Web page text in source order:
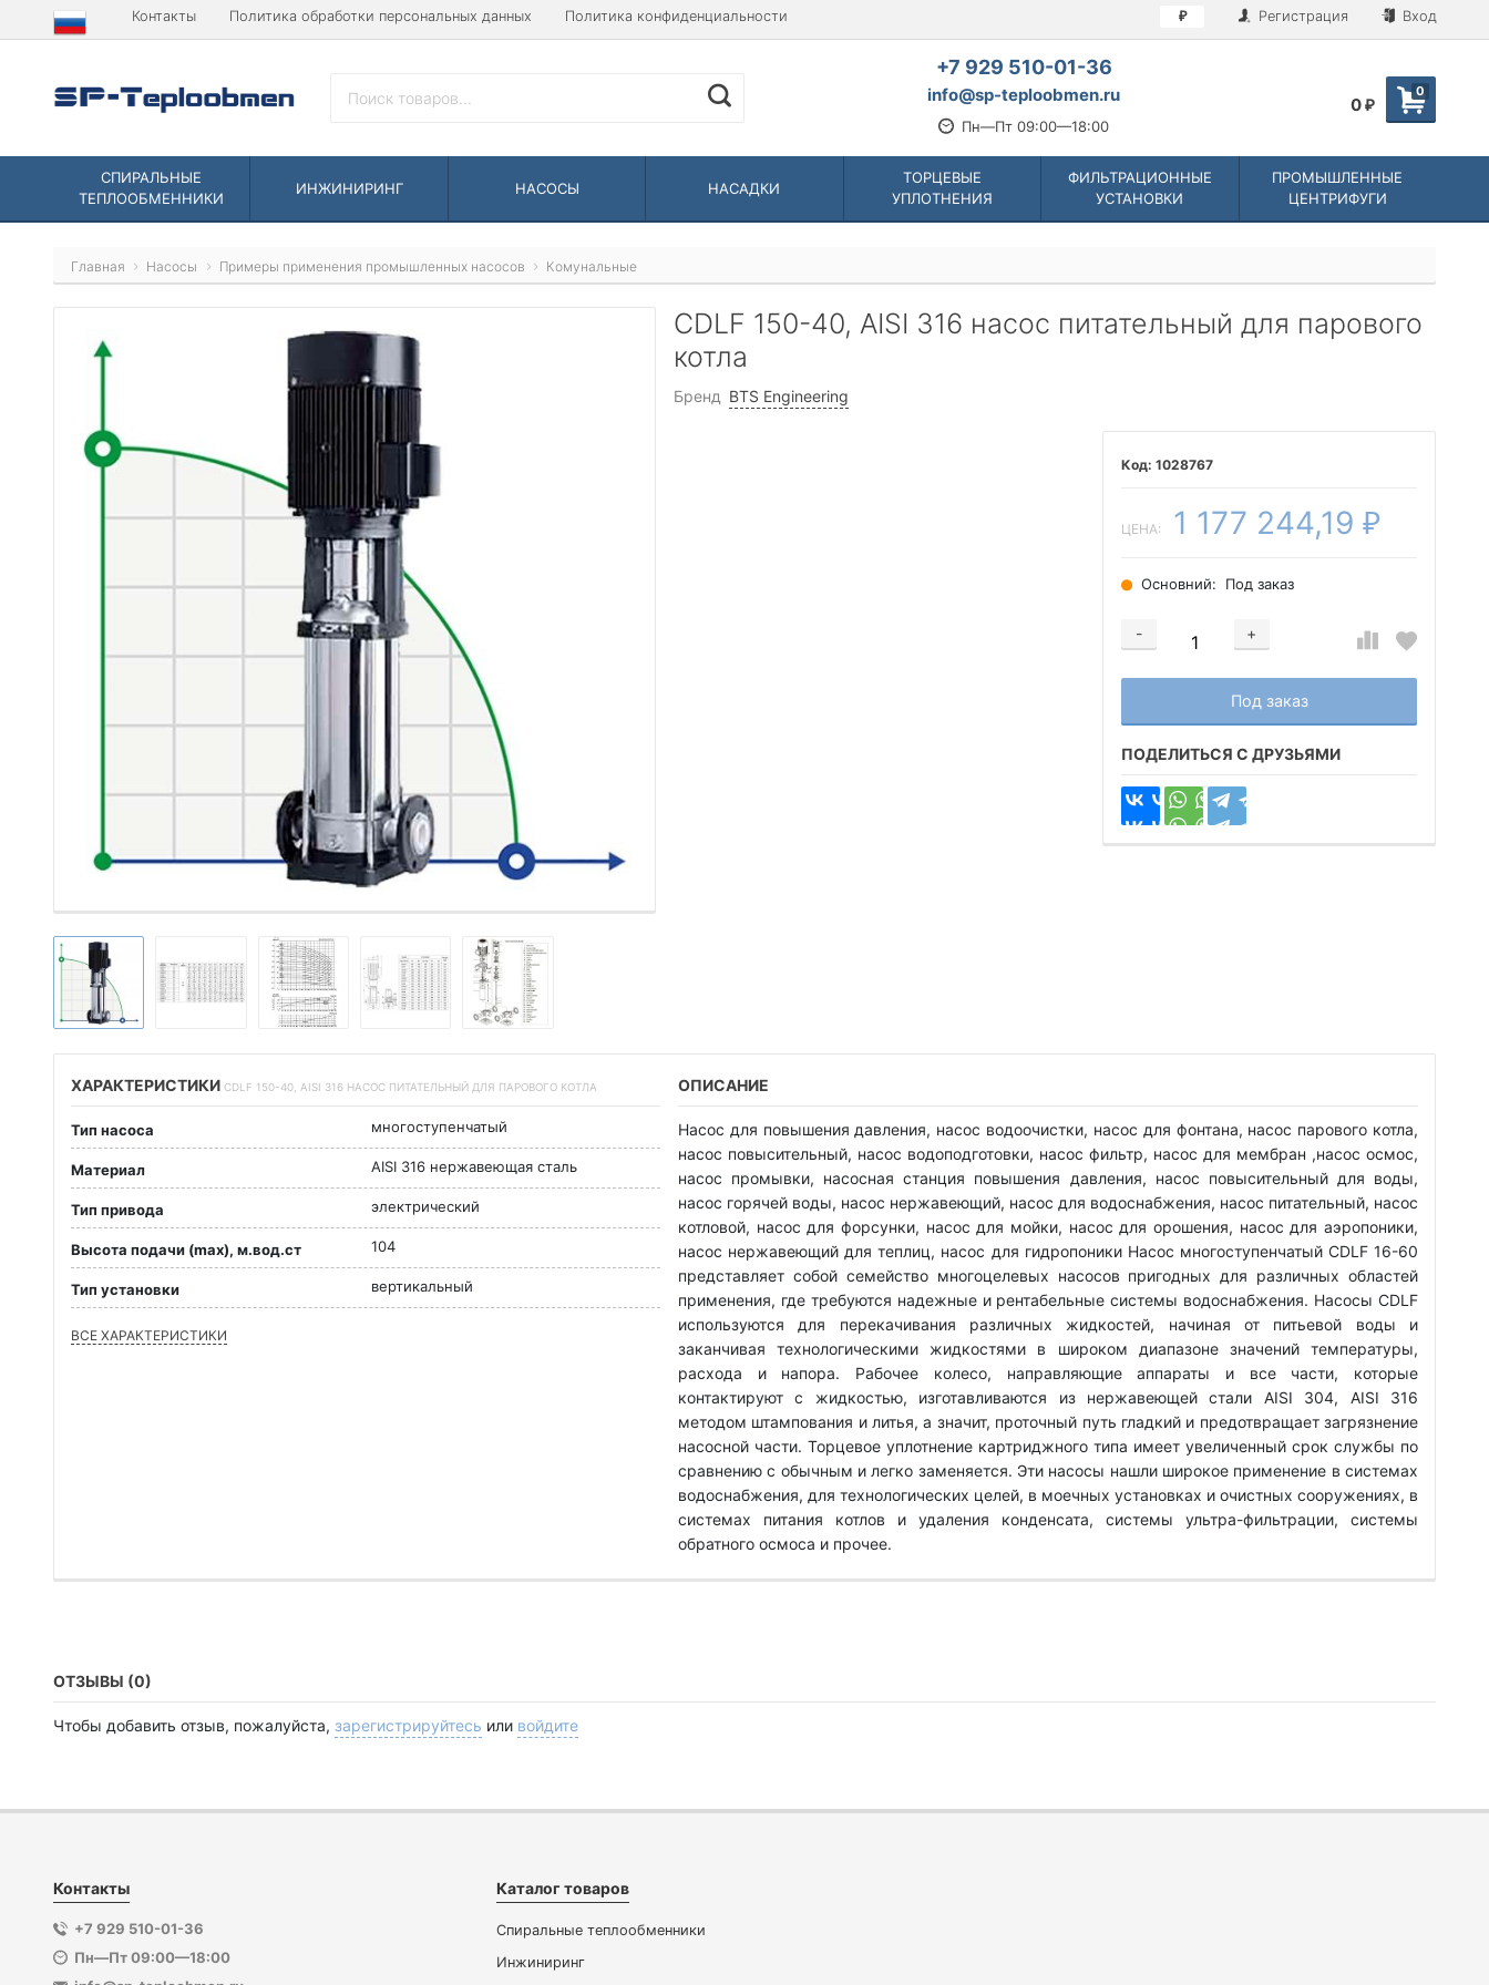
Контакты Политика обработки персональных данных Политика конфиденциальности ₽ Регистрация Вход
+7 929 510-01-36
info@sp-teploobmen.ru
Пн—Пт 09:00—18:00
0
0 ₽
СПИРАЛЬНЫЕ
ТЕПЛООБМЕННИКИ
ИНЖИНИРИНГ НАСОСЫ НАСАДКИ
ТОРЦЕВЫЕ
УПЛОТНЕНИЯ
ФИЛЬТРАЦИОННЫЕ
УСТАНОВКИ
ПРОМЫШЛЕННЫЕ
ЦЕНТРИФУГИ
Главная Насосы Примеры применения промышленных насосов Комунальные
CDLF 150-40, AISI 316 насос питательный для парового
котла
Бренд BTS Engineering
1028767
ЦЕНА: 1 177 244,19 ₽
Основний: Под заказ
-
+
Добавляется...
Под заказ
Добавлен
ПОДЕЛИТЬСЯ С ДРУЗЬЯМИ
ХАРАКТЕРИСТИКИ CDLF 150-40, AISI 316 НАСОС ПИТАТЕЛЬНЫЙ ДЛЯ ПАРОВОГО КОТЛА
Тип насоса многоступенчатый
Материал AISI 316 нержавеющая сталь
Тип привода электрический
Высота подачи (max), м.вод.ст 104
Тип установки вертикальный
ВСЕ ХАРАКТЕРИСТИКИ
ОПИСАНИЕ
Насос для повышения давления, насос водоочистки, насос для фонтана, насос парового котла,
насос повысительный, насос водоподготовки, насос фильтр, насос для мембран ,насос осмос,
насос промывки, насосная станция повышения давления, насос повысительный для воды,
насос горячей воды, насос нержавеющий, насос для водоснабжения, насос питательный, насос
котловой, насос для форсунки, насос для мойки, насос для орошения, насос для аэропоники,
насос нержавеющий для теплиц, насос для гидропоники Насос многоступенчатый CDLF 16-60
представляет собой семейство многоцелевых насосов пригодных для различных областей
применения, где требуются надежные и рентабельные системы водоснабжения. Насосы CDLF
используются для перекачивания различных жидкостей, начиная от питьевой воды и
заканчивая технологическими жидкостями в широком диапазоне значений температуры,
расхода и напора. Рабочее колесо, направляющие аппараты и все части, которые
контактируют с жидкостью, изготавливаются из нержавеющей стали AISI 304, AISI 316
методом штампования и литья, а значит, проточный путь гладкий и предотвращает загрязнение
насосной части. Торцевое уплотнение картриджного типа имеет увеличенный срок службы по
сравнению с обычным и легко заменяется. Эти насосы нашли широкое применение в системах
водоснабжения, для технологических целей, в моечных установках и очистных сооружениях, в
системах питания котлов и удаления конденсата, системы ультра-фильтрации, системы
обратного осмоса и прочее.
ОТЗЫВЫ (0)
Чтобы добавить отзыв, пожалуйста, зарегистрируйтесь или войдите
Контакты
+7 929 510-01-36
Пн—Пт 09:00—18:00
Каталог товаров
Спиральные теплообменники
Инжиниринг